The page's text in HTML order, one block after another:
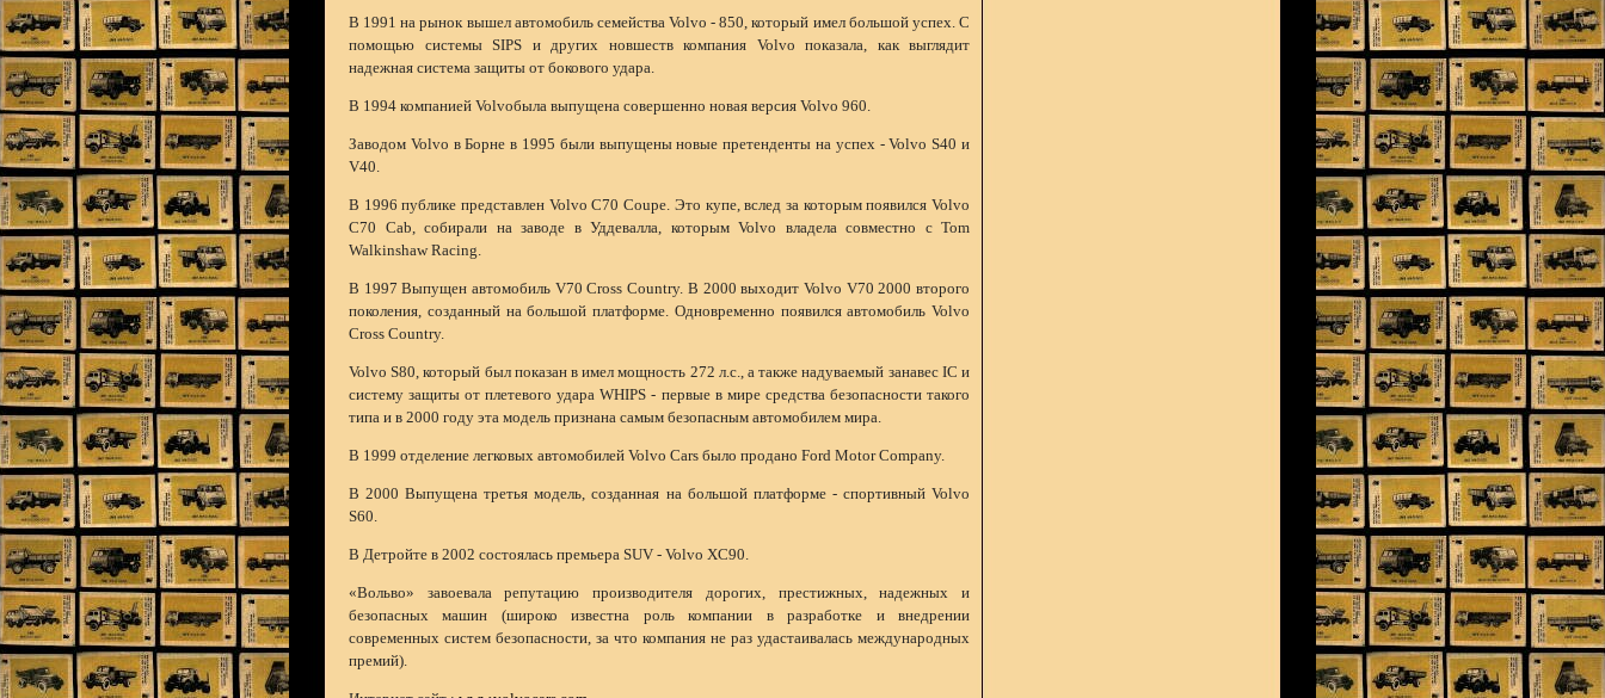
В 1991 на рынок вышел автомобиль семейства Volvo - 850, который имел большой успех. С
помощью системы SIPS и других новшеств компания Volvo показала, как выглядит
надежная система защиты от бокового удара.
В 1994 компанией Volvoбыла выпущена совершенно новая версия Volvo 960.
Заводом Volvo в Борне в 1995 были выпущены новые претенденты на успех - Volvo S40 и
V40.
В 1996 публике представлен Volvo C70 Coupe. Это купе, вслед за которым появился Volvo
C70 Cab, собирали на заводе в Уддевалла, которым Volvo владела совместно с Tom
Walkinshaw Racing.
В 1997 Выпущен автомобиль V70 Cross Country. В 2000 выходит Volvo V70 2000 второго
поколения, созданный на большой платформе. Одновременно появился автомобиль Volvo
Cross Country.
Volvo S80, который был показан в имел мощность 272 л.с., а также надуваемый занавес IC и
систему защиты от плетевого удара WHIPS - первые в мире средства безопасности такого
типа и в 2000 году эта модель признана самым безопасным автомобилем мира.
В 1999 отделение легковых автомобилей Volvo Cars было продано Ford Motor Company.
В 2000 Выпущена третья модель, созданная на большой платформе - спортивный Volvo
S60.
В Детройте в 2002 состоялась премьера SUV - Volvo XC90.
«Вольво» завоевала репутацию производителя дорогих, престижных, надежных и
безопасных машин (широко известна роль компании в разработке и внедрении
современных систем безопасности, за что компания не раз удастаивалась международных
премий).